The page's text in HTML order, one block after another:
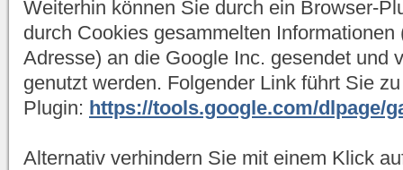
Weiterhin können Sie durch ein Browser-
durch Cookies gesammelten
Adresse) an die Google Inc. gesendet und
genutzt werden. Folgender Link führt Sie
Plugin: https://tools.google.com/dlpage/
Alternativ verhindern Sie mit einem Klick